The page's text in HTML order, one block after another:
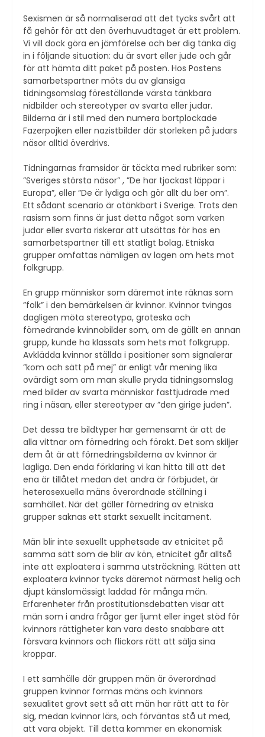
Sexismen är så normaliserad att det tycks svårt att
få gehör för att den överhuvudtaget är ett problem.
Vi vill dock göra en jämförelse och ber dig tänka dig
in i följande situation: du är svart eller jude och går
för att hämta ditt paket på posten. Hos Postens
samarbetspartner möts du av glansiga
tidningsomslag föreställande värsta tänkbara
nidbilder och stereotyper av svarta eller judar.
Bilderna är i stil med den numera bortplockade
Fazerpojken eller nazistbilder där storleken på judars
näsor alltid överdrivs.
Tidningarnas framsidor är täckta med rubriker som:
”Sveriges största näsor” , ”De har tjockast läppar i
Europa”, eller ”De är lydiga och gör allt du ber om”.
Ett sådant scenario är otänkbart i Sverige. Trots den
rasism som finns är just detta något som varken
judar eller svarta riskerar att utsättas för hos en
samarbetspartner till ett statligt bolag. Etniska
grupper omfattas nämligen av lagen om hets mot
folkgrupp.
En grupp människor som däremot inte räknas som
”folk” i den bemärkelsen är kvinnor. Kvinnor tvingas
dagligen möta stereotypa, groteska och
förnedrande kvinnobilder som, om de gällt en annan
grupp, kunde ha klassats som hets mot folkgrupp.
Avklädda kvinnor ställda i positioner som signalerar
”kom och sätt på mej” är enligt vår mening lika
ovärdigt som om man skulle pryda tidningsomslag
med bilder av svarta människor fasttjudrade med
ring i näsan, eller stereotyper av ”den girige juden”.
Det dessa tre bildtyper har gemensamt är att de
alla vittnar om förnedring och förakt. Det som skiljer
dem åt är att förnedringsbilderna av kvinnor är
lagliga. Den enda förklaring vi kan hitta till att det
ena är tillåtet medan det andra är förbjudet, är
heterosexuella mäns överordnade ställning i
samhället. När det gäller förnedring av etniska
grupper saknas ett starkt sexuellt incitament.
Män blir inte sexuellt upphetsade av etnicitet på
samma sätt som de blir av kön, etnicitet går alltså
inte att exploatera i samma utsträckning. Rätten att
exploatera kvinnor tycks däremot närmast helig och
djupt känslomässigt laddad för många män.
Erfarenheter från prostitutionsdebatten visar att
män som i andra frågor ger ljumt eller inget stöd för
kvinnors rättigheter kan vara desto snabbare att
försvara kvinnors och flickors rätt att sälja sina
kroppar.
I ett samhälle där gruppen män är överordnad
gruppen kvinnor formas mäns och kvinnors
sexualitet grovt sett så att män har rätt att ta för
sig, medan kvinnor lärs, och förväntas stå ut med,
att vara objekt. Till detta kommer en ekonomisk